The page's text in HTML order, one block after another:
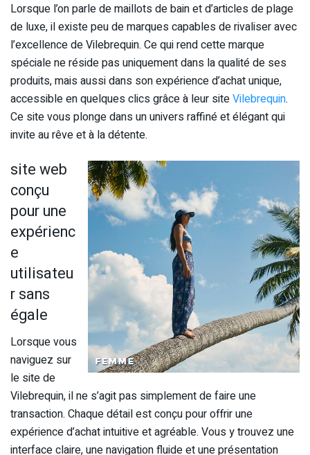
Lorsque l’on parle de maillots de bain et d’articles de plage
de luxe, il existe peu de marques capables de rivaliser avec
l’excellence de Vilebrequin. Ce qui rend cette marque
spéciale ne réside pas uniquement dans la qualité de ses
produits, mais aussi dans son expérience d’achat unique,
accessible en quelques clics grâce à leur siteVilebrequin.
Ce site vous plonge dans un univers raffiné et élégant qui
invite au rêve et à la détente.
site web
conçu
pour une
expérienc
e
utilisateu
r sans
égale
Lorsque vous
naviguez sur
le site de
Vilebrequin, il ne s’agit pas simplement de faire une
transaction. Chaque détail est conçu pour offrir une
expérience d’achat intuitive et agréable. Vous y trouvez une
interface claire, une navigation fluide et une présentation